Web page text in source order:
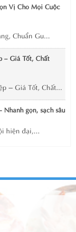
Vị Cho Mọi Cuộc
Chuẩn Gu...
– Giá Tốt, Chất
– Giá Tốt, Chất...
gọn, sạch sâu
hiện đại,...